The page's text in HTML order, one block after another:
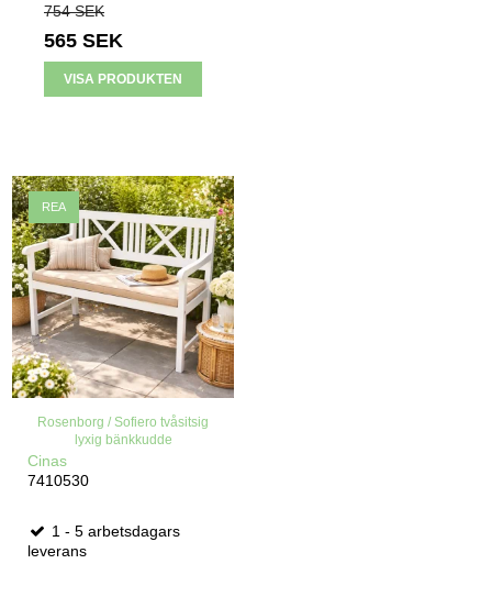
754 SEK
565 SEK
VISA PRODUKTEN
REA
Rosenborg / Sofiero tvåsitsig
lyxig bänkkudde
Cinas
7410530
1 - 5 arbetsdagars
leverans